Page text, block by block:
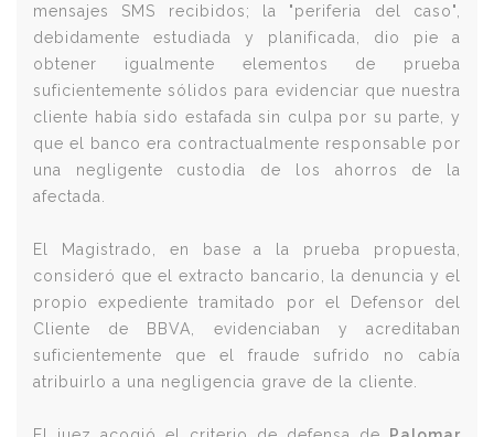
mensajes SMS recibidos; la "periferia del caso",
debidamente estudiada y planificada, dio pie a
obtener igualmente elementos de prueba
suficientemente sólidos para evidenciar que nuestra
cliente había sido estafada sin culpa por su parte, y
que el banco era contractualmente responsable por
una negligente custodia de los ahorros de la
afectada.
El Magistrado, en base a la prueba propuesta,
consideró que el extracto bancario, la denuncia y el
propio expediente tramitado por el Defensor del
Cliente de BBVA, evidenciaban y acreditaban
suficientemente que el fraude sufrido no cabía
atribuirlo a una negligencia grave de la cliente.